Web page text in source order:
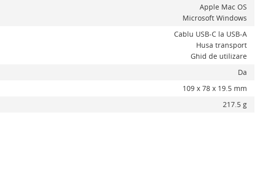
Apple Mac OS
Microsoft Windows
Cablu USB-C la USB-A
Husa transport
Ghid de utilizare
Da
109 x 78 x 19.5 mm
217.5 g